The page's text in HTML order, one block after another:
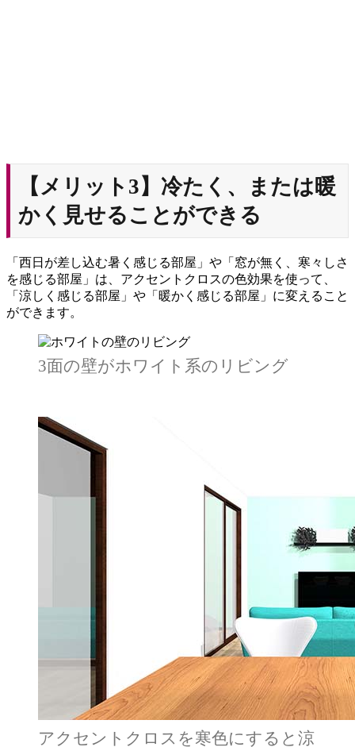
【メリット3】冷たく、または暖
かく見せることができる
「西日が差し込む暑く感じる部屋」や「窓が無く、寒々しさ
を感じる部屋」は、アクセントクロスの色効果を使って、
「涼しく感じる部屋」や「暖かく感じる部屋」に変えること
ができます。
3面の壁がホワイト系のリビング
アクセントクロスを寒色にすると涼